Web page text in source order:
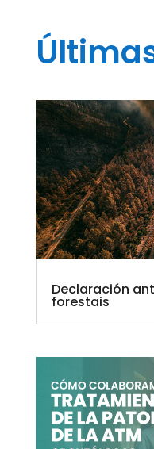
Declaración
forestais